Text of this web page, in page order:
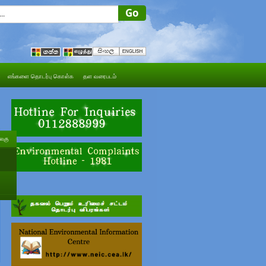
எங்களை தொடர்பு கொள்க தள வரைபடம்